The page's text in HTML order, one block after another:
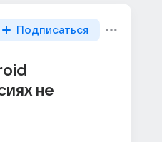
Подписаться
не